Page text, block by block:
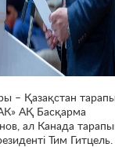
– Қазақстан
АҚ Басқарма
ал Канада
Тим Гитцель.